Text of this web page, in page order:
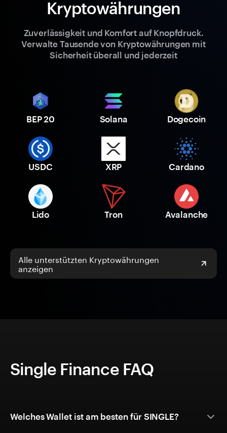
Kryptowährungen
Zuverlässigkeit und Komfort auf Knopfdruck.
Verwalte Tausende von Kryptowährungen mit
Sicherheit überall und jederzeit
BEP 20 Solana Dogecoin
USDC XRP Cardano
Lido Tron Avalanche
Alle unterstützten Kryptowährungen
anzeigen
Single Finance FAQ
Welches Wallet ist am besten für SINGLE?